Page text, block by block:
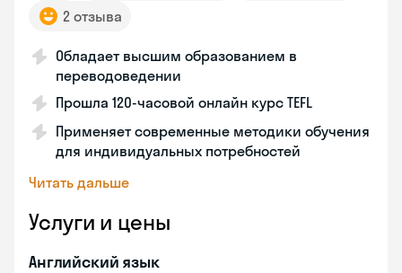
2 отзыва
Обладает высшим образованием в
переводоведении
Прошла 120-часовой онлайн курс TEFL
Применяет современные методики обучения
для индивидуальных потребностей
Читать дальше
Услуги и цены
Английский язык